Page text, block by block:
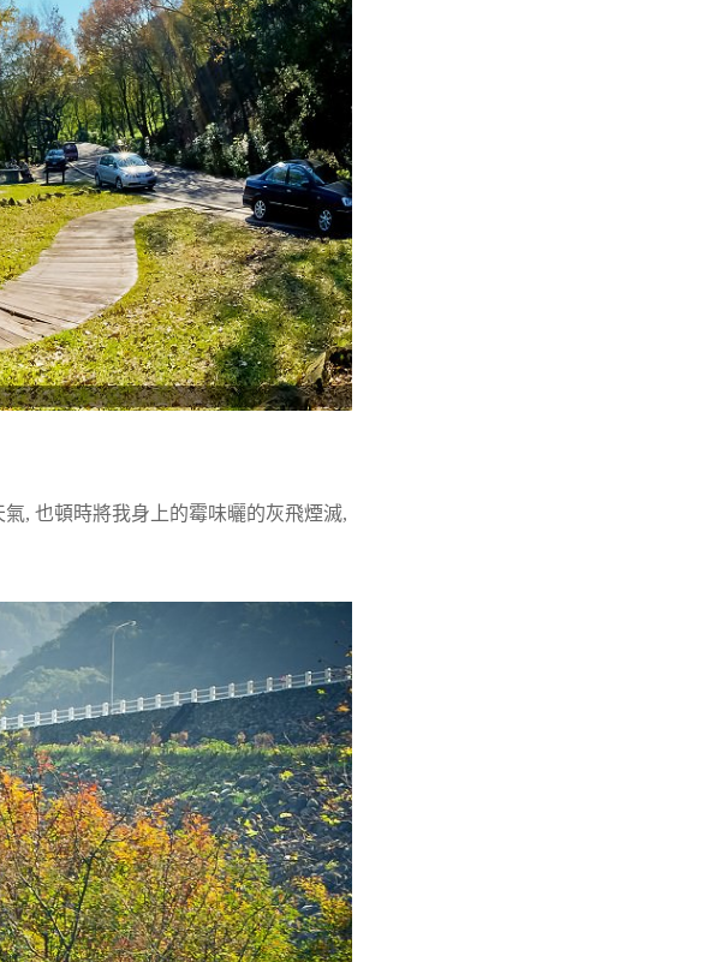
, 也頓時將我身上的霉味曬的灰飛煙滅,